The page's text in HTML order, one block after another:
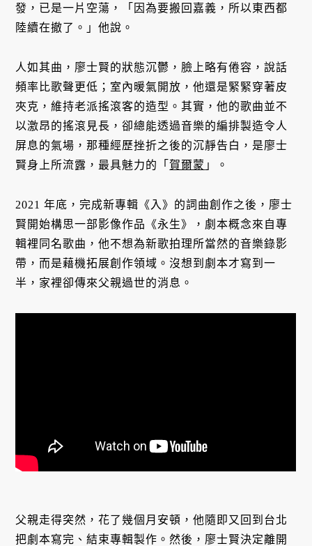
發，已是一片空蕩，「因為要搬回嘉義，所以東西都
陸續在撤了。」他說。
人如其曲，廖士賢的狀態沉鬱，臉上略有倦容，說話
頻率比歌聲更低；室內暖氣開放，他還是緊緊穿著皮
夾克，維持老派搖滾客的造型。其實，他的歌曲並不
以激昂的搖滾見長，卻總能透過音樂的編排製造令人
屏息的氣場，那種經歷挫折之後的沉靜告白，是廖士
賢身上所流露，最具魅力的「賀爾蒙 」。
2021 年底，完成新專輯《入》的詞曲創作之後，廖士
賢開始構思一部影像作品《永生》，劇本概念來自專
輯裡同名歌曲，他不想為新歌拍理所當然的音樂錄影
帶，而是藉機拓展創作領域。沒想到劇本才寫到一
半，家裡卻傳來父親過世的消息。
父親走得突然，花了幾個月安頓，他隨即又回到台北
把劇本寫完、結束專輯製作。然後，廖士賢決定離開